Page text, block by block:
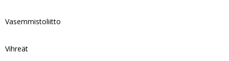
Vasemmistoliitto
Vihreät